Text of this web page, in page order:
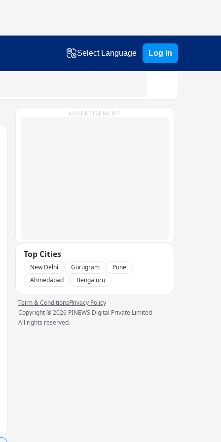
Select Language Log In
ADVERTISEMENT
Top Cities
New Delhi Gurugram
Pune
Ahmedabad
Bengaluru
Term & ConditionsPrivacy Policy
Copyright ®2026 PINEWS Digital Private Limited
All rights reserved.